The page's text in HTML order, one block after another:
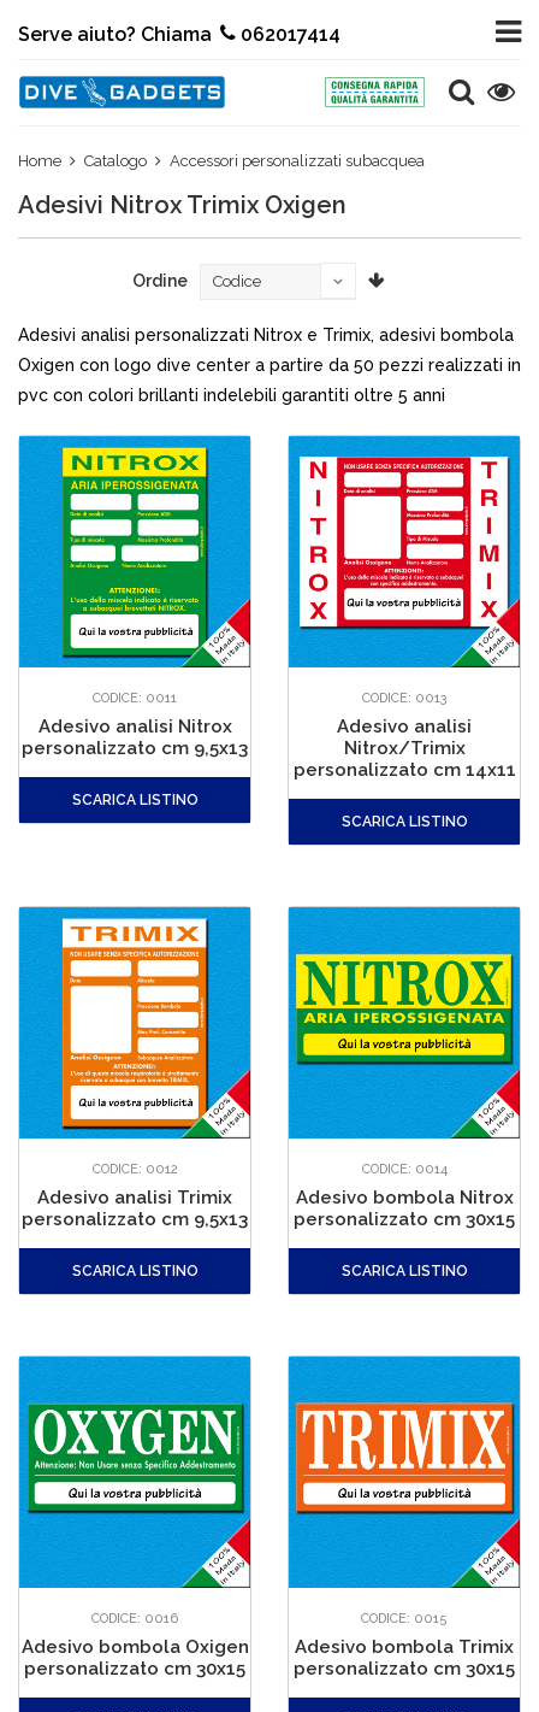
Serve aiuto? Chiama 062017414
Home Catalogo Accessori personalizzati subacquea
Adesivi Nitrox Trimix Oxigen
Ordine
Adesivi analisi personalizzati Nitrox e Trimix, adesivi bombola
Oxigen con logo dive center a partire da 50 pezzi realizzati in
pvc con colori brillanti indelebili garantiti oltre 5 anni
CODICE: 0011
Adesivo analisi Nitrox
personalizzato cm 9,5x13
SCARICA LISTINO
CODICE: 0013
Adesivo analisi
Nitrox/Trimix
personalizzato cm 14x11
SCARICA LISTINO
CODICE: 0012
Adesivo analisi Trimix
personalizzato cm 9,5x13
SCARICA LISTINO
CODICE: 0014
Adesivo bombola Nitrox
personalizzato cm 30x15
SCARICA LISTINO
CODICE: 0016
Adesivo bombola Oxigen
personalizzato cm 30x15
CODICE: 0015
Adesivo bombola Trimix
personalizzato cm 30x15